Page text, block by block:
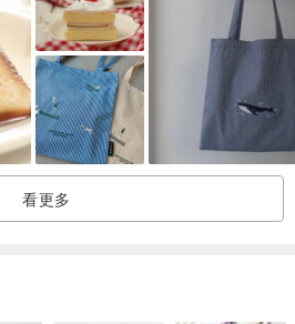
背面；不僅增加了原有的包包收納空
，只需要打開扣子即可優雅俐落的馬上
cm (W)
看更多